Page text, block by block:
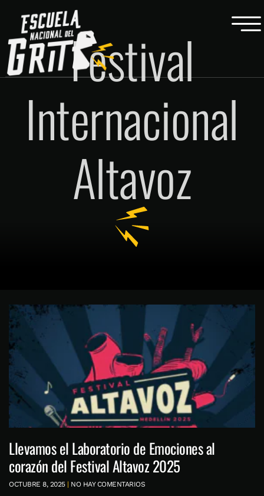
Festival
Internacional
Altavoz
Llevamos el Laboratorio de Emociones al
corazón del Festival Altavoz 2025
OCTUBRE 8, 2025 NO HAY COMENTARIOS